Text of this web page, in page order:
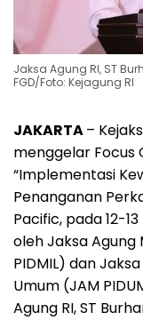
Jaksa Agung RI, ST
FGD/Foto: Kejagung RI
JAKARTA–
menggelar Focus
“Implementasi
Penanganan
Pacific, pada 12-
oleh Jaksa Agung
PIDMIL) dan
Umum (JAM
Agung RI, ST